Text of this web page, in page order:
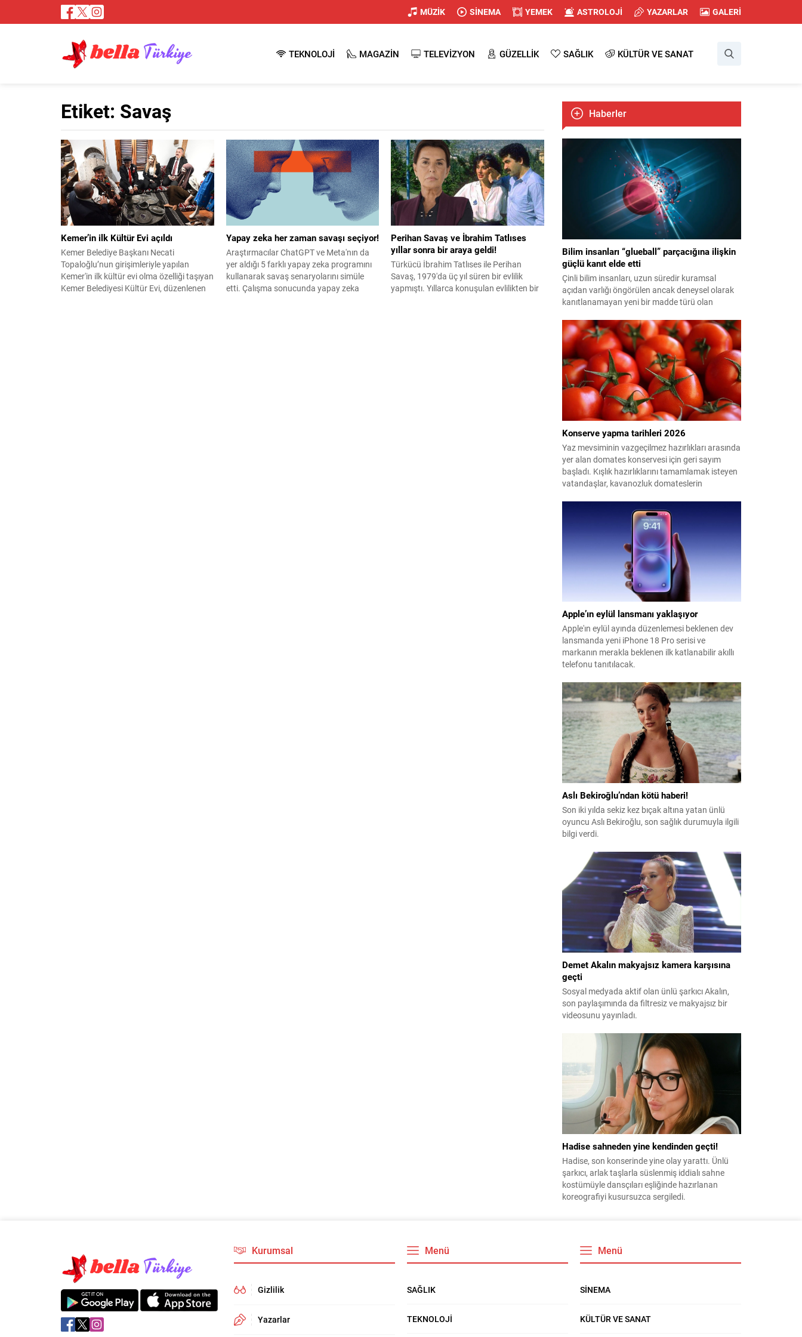
MÜZİK SİNEMA YEMEK ASTROLOJİ YAZARLAR GALERİ
TEKNOLOJİ MAGAZİN TELEVİZYON GÜZELLİK SAĞLIK KÜLTÜR VE SANAT
Etiket: Savaş
Kemer’in ilk Kültür Evi açıldı
Kemer Belediye Başkanı Necati
Topaloğlu’nun girişimleriyle yapılan
Kemer'in ilk kültür evi olma özelliği taşıyan
Kemer Belediyesi Kültür Evi, düzenlenen
Yapay zeka her zaman savaşı seçiyor!
Araştırmacılar ChatGPT ve Meta'nın da
yer aldığı 5 farklı yapay zeka programını
kullanarak savaş senaryolarını simüle
etti. Çalışma sonucunda yapay zeka
Perihan Savaş ve İbrahim Tatlıses
yıllar sonra bir araya geldi!
Türkücü İbrahim Tatlıses ile Perihan
Savaş, 1979'da üç yıl süren bir evlilik
yapmıştı. Yıllarca konuşulan evlilikten bir
Haberler
Bilim insanları “glueball” parçacığına ilişkin
güçlü kanıt elde etti
Çinli bilim insanları, uzun süredir kuramsal
açıdan varlığı öngörülen ancak deneysel olarak
kanıtlanamayan yeni bir madde türü olan
kanıt elde etti.
Konserve yapma tarihleri 2026
Yaz mevsiminin vazgeçilmez hazırlıkları arasında
yer alan domates konservesi için geri sayım
başladı. Kışlık hazırlıklarını tamamlamak isteyen
vatandaşlar, kavanozluk domateslerin
olacağını araştırıyor. Peki 2026'da konserve
yapılacak domates ne zaman çıkacak? İşte en
Apple’ın eylül lansmanı yaklaşıyor
Apple'ın eylül ayında düzenlemesi beklenen dev
lansmanda yeni iPhone 18 Pro serisi ve
markanın merakla beklenen ilk katlanabilir akıllı
telefonu tanıtılacak.
Aslı Bekiroğlu’ndan kötü haberi!
Son iki yılda sekiz kez bıçak altına yatan ünlü
oyuncu Aslı Bekiroğlu, son sağlık durumuyla ilgili
bilgi verdi.
Demet Akalın makyajsız kamera karşısına
geçti
Sosyal medyada aktif olan ünlü şarkıcı Akalın,
son paylaşımında da filtresiz ve makyajsız bir
videosunu yayınladı.
Hadise sahneden yine kendinden geçti!
Hadise, son konserinde yine olay yarattı. Ünlü
şarkıcı, arlak taşlarla süslenmiş iddialı sahne
kostümüyle dansçıları eşliğinde hazırlanan
koreografiyi kusursuzca sergiledi.
Kurumsal
Gizlilik
Yazarlar
Menü
SAĞLIK
TEKNOLOJİ
Menü
SİNEMA
KÜLTÜR VE SANAT